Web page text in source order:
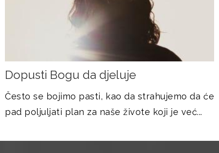
Dopusti Bogu da djeluje
Često se bojimo pasti, kao da strahujemo da će
pad poljuljati plan za naše živote koji je već...